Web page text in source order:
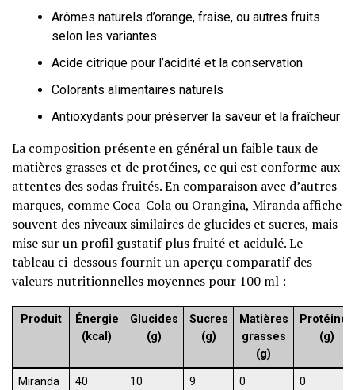
Arômes naturels d’orange, fraise, ou autres fruits
selon les variantes
Acide citrique pour l’acidité et la conservation
Colorants alimentaires naturels
Antioxydants pour préserver la saveur et la fraîcheur
La composition présente en général un faible taux de
matières grasses et de protéines, ce qui est conforme aux
attentes des sodas fruités. En comparaison avec d’autres
marques, comme Coca-Cola ou Orangina, Miranda affiche
souvent des niveaux similaires de glucides et sucres, mais
mise sur un profil gustatif plus fruité et acidulé. Le
tableau ci-dessous fournit un aperçu comparatif des
valeurs nutritionnelles moyennes pour 100 ml :
Produit
Énergie
(kcal)
Glucides
(g)
Sucres
(g)
Matières
grasses
(g)
Protéines
(g)
Miranda
40 10 9 0 0